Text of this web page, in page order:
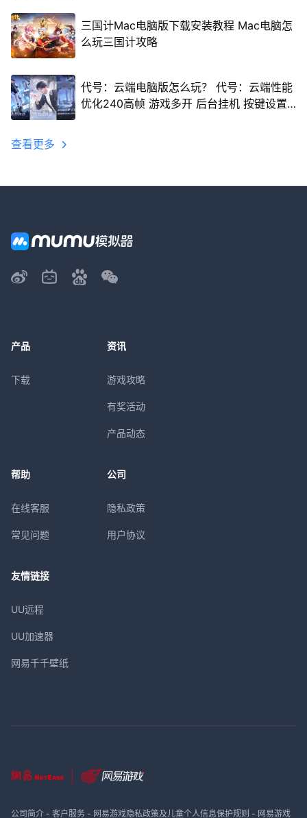
三国计Mac电脑版下载安装教程 Mac电脑怎
么玩三国计攻略
代号：云端电脑版怎么玩？ 代号：云端性能
优化240高帧 游戏多开 后台挂机 按键设置
查看更多
产品
下载
资讯
游戏攻略
有奖活动
产品动态
帮助
在线客服
常见问题
公司
隐私政策
用户协议
友情链接
UU远程
UU加速器
网易千千壁纸
公司简介- 客户服务- 网易游戏隐私政策及儿童个人信息保护规则 - 网易游戏